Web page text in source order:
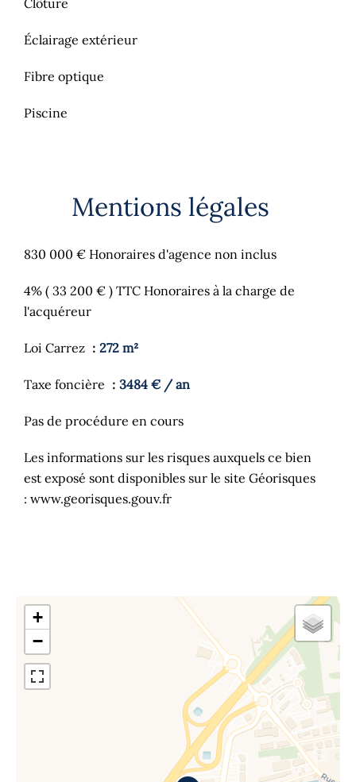
Clôture
Éclairage extérieur
Fibre optique
Piscine
Mentions légales
830 000 € Honoraires d'agence non inclus
4% ( 33 200 € ) TTC Honoraires à la charge de
l'acquéreur
Loi Carrez 272 m²
Taxe foncière 3484 € / an
Pas de procédure en cours
Les informations sur les risques auxquels ce bien
est exposé sont disponibles sur le site Géorisques
: www.georisques.gouv.fr
+
−